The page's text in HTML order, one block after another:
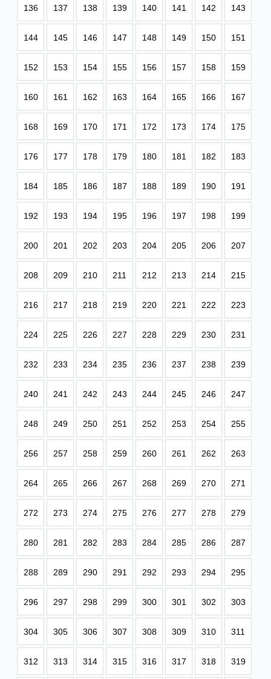
136 137 138 139 140 141 142 143
144 145 146 147 148 149 150 151
152 153 154 155 156 157 158 159
160 161 162 163 164 165 166 167
168 169 170 171 172 173 174 175
176 177 178 179 180 181 182 183
184 185 186 187 188 189 190 191
192 193 194 195 196 197 198 199
200 201 202 203 204 205 206 207
208 209 210 211 212 213 214 215
216 217 218 219 220 221 222 223
224 225 226 227 228 229 230 231
232 233 234 235 236 237 238 239
240 241 242 243 244 245 246 247
248 249 250 251 252 253 254 255
256 257 258 259 260 261 262 263
264 265 266 267 268 269 270 271
272 273 274 275 276 277 278 279
280 281 282 283 284 285 286 287
288 289 290 291 292 293 294 295
296 297 298 299 300 301 302 303
304 305 306 307 308 309 310 311
312 313 314 315 316 317 318 319